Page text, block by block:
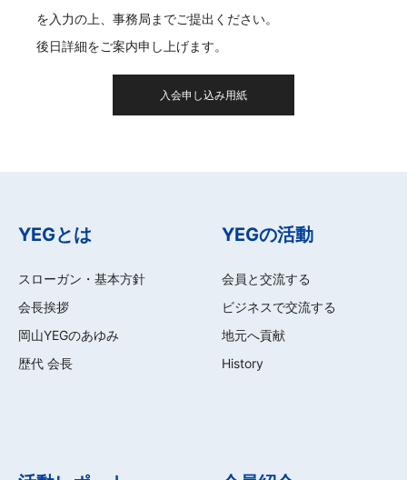
を入力の上、事務局までご提出ください。
後日詳細をご案内申し上げます。
入会申し込み用紙
YEGとは
スローガン・基本方針
会長挨拶
岡山YEGのあゆみ
歴代 会長
YEGの活動
会員と交流する
ビジネスで交流する
地元へ貢献
History